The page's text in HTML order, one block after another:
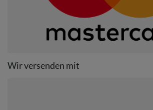
Wir versenden mit